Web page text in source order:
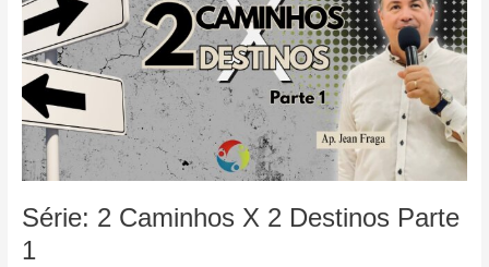
Série: 2 Caminhos X 2 Destinos Parte
1
X
2
Destinos
Parte
1